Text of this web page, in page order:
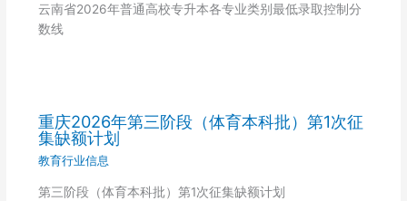
云南省2026年普通高校专升本各专业类别最低录取控制分
数线
重庆2026年第三阶段（体育本科批）第1次征
集缺额计划
教育行业信息
第三阶段（体育本科批）第1次征集缺额计划